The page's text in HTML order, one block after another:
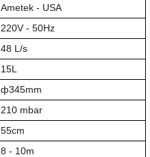
Ametek - USA
220V - 50Hz
48 L/s
15L
ф345mm
210 mbar
55cm
8 - 10m